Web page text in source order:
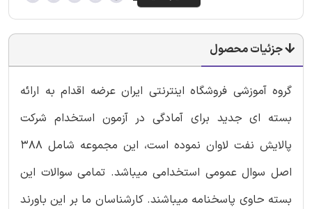
جزئیات محصول
گروه آموزشی فروشگاه اینترنتی ایران عرضه اقدام به ارائه
بسته ای جدید برای آمادگی در آزمون استخدام شرکت
پالایش نفت لاوان نموده است، این مجموعه شامل 388
اصل سوال عمومی استخدامی میباشد. تمامی سوالات این
بسته حاوی پاسخنامه میباشند. کارشناسان ما بر این باورند